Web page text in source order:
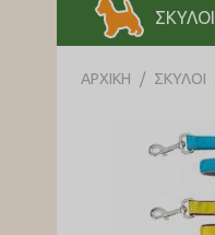
ΣΚΥΛΟΙ
ΑΡΧΙΚΉ / ΣΚΥΛΟΙ